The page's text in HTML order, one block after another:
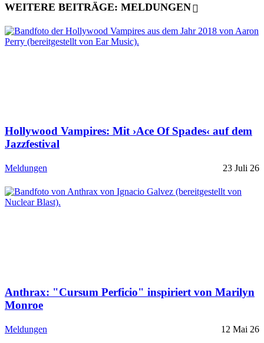
WEITERE BEITRÄGE: MELDUNGEN
Hollywood Vampires: Mit ›Ace Of Spades‹ auf dem
Jazzfestival
Meldungen 23 Juli 26
Anthrax: "Cursum Perficio" inspiriert von Marilyn
Monroe
Meldungen 12 Mai 26